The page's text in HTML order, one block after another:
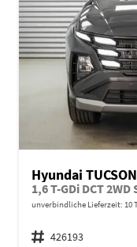
Hyundai TUCSON
1,6 T-GDi DCT 2WD
unverbindliche Lieferzeit: 10
Fahrzeugnr. 426193